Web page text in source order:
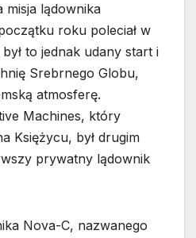
misja lądownika
roku poleciał w
to jednak udany start i
Srebrnego Globu,
atmosferę.
Machines, który
Księżycu, był drugim
prywatny lądownik
Nova-C, nazwanego